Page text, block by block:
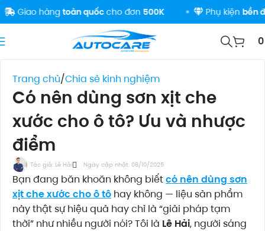
hàngtoàn quốccho đơn500K Phụ kiệnbền đẹp-
Trang chủ Chia sẻ kinh nghiệm
Có nên dùng sơn xịt che
xước cho ô tô? Ưu và nhược
điểm
Tác giả: Lê Hải Ngày cập nhật: 08/10/2025
Bạn đang băn khoăn không biếtcó nên dùng sơn
xịt che xước cho ô tô hay không — liệu sản phẩm
này thật sự hiệu quả hay chỉ là “giải pháp tạm
thời” như nhiều người nói? Tôi là Lê Hải, người sáng